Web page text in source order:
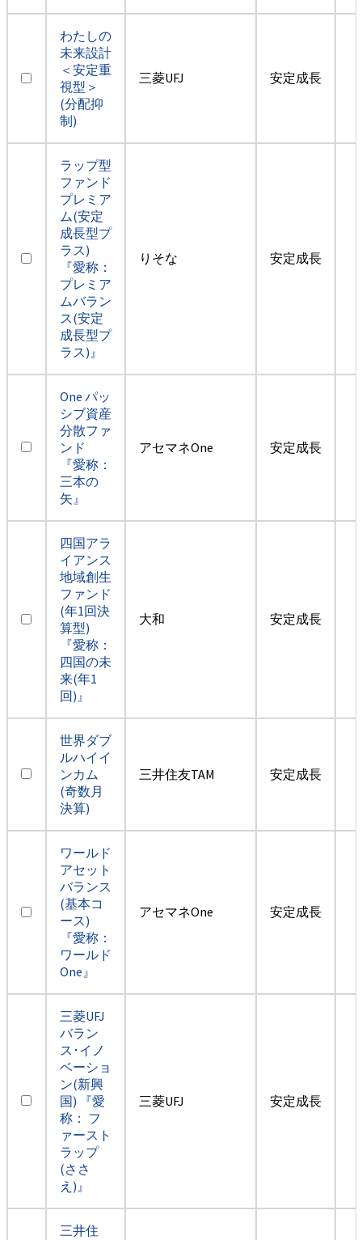
わたしの
未来設計
＜安定重
視型＞
(分配抑
制)
三菱UFJ 安定成長
ラップ型
ファンド
プレミア
ム(安定
成長型プ
ラス)
『愛称：
プレミア
ムバラン
ス(安定
成長型プ
ラス)』
りそな 安定成長
One パッ
シブ資産
分散ファ
ンド
『愛称：
三本の
矢』
アセマネOne 安定成長
四国アラ
イアンス
地域創生
ファンド
(年1回決
算型)
『愛称：
四国の未
来(年1
回)』
大和 安定成長
世界ダブ
ルハイイ
ンカム
(奇数月
決算)
三井住友TAM 安定成長
ワールド
アセット
バランス
(基本コ
ース)
『愛称：
ワールド
One』
アセマネOne 安定成長
三菱UFJ
バラン
ス･イノ
ベーショ
ン(新興
国) 『愛
称： フ
ァースト
ラップ
(ささ
え)』
三菱UFJ 安定成長
三井住